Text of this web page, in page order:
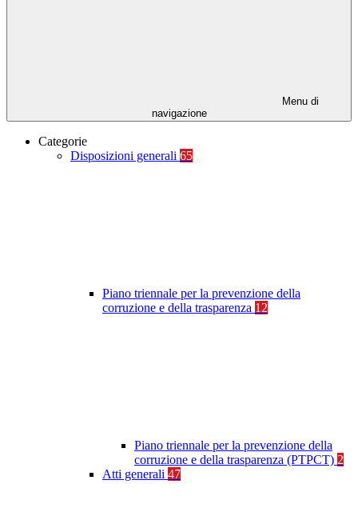
Menu di
navigazione
Categorie
Disposizioni generali 65
Piano triennale per la prevenzione della
corruzione e della trasparenza 12
Piano triennale per la prevenzione della
corruzione e della trasparenza (PTPCT) 2
Atti generali 47